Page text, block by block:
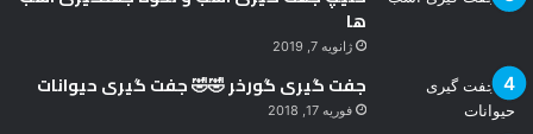
ها
ژانویه 7, 2019
جفت گیری گورخر 🤣🤣 جفت گیری حیوانات
فوریه 17, 2018